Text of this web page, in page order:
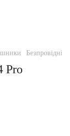
Безпровідні
Pro